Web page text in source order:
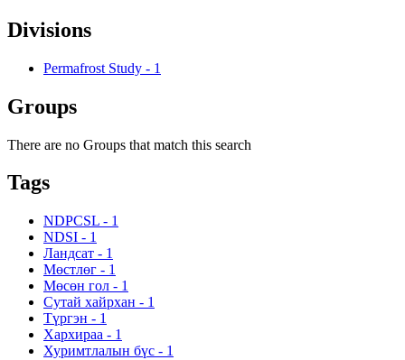
Divisions
Permafrost Study - 1
Groups
There are no Groups that match this search
Tags
NDPCSL - 1
NDSI - 1
Ландсат - 1
Мөстлөг - 1
Мөсөн гол - 1
Сутай хайрхан - 1
Түргэн - 1
Хархираа - 1
Хуримтлалын бүс - 1